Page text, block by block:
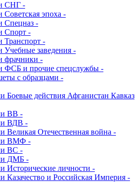
СНГ -
Советская эпоха -
Спецназ -
Спорт -
Транспорт -
Учебные заведения -
фрачники -
ФСБ и прочие спецслужбы -
с образцами -
Боевые действия Афганистан Кавказ
ВВ -
ВДВ -
Великая Отечественная война -
ВМФ -
ВС -
ДМБ -
Исторические личности -
Казачество и Российская Империя -